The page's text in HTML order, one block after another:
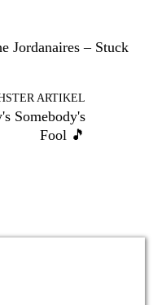
Jordanaires – Stuck
ARTIKEL
Somebody's
Fool 🎵